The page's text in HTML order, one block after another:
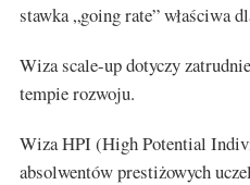
stawka „going rate” właściwa
Wiza scale-up dotyczy
tempie rozwoju.
Wiza HPI (High Potential
absolwentów prestiżowych